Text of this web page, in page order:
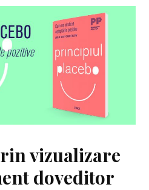
vizualizare
doveditor